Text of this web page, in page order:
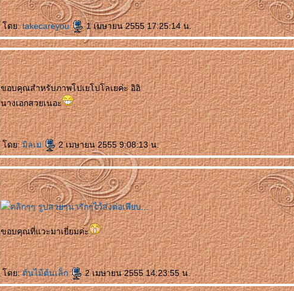
ดย:takecareyou 1 เมษายน 2555 17:25:14 น.
ขอบคุณสำหรับภาพโปเยโปโลเยค่ะ อิอิ
นางเอกสวยเนอะ
ดย:มิลเม 2 เมษายน 2555 9:08:13 น.
ขอบคุณที่แวะมาเยี่ยมค่ะ
ดย:ต้นไม้ต้นเล็ก 2 เมษายน 2555 14:23:55 น.